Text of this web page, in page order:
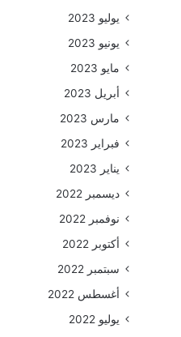
يوليو 2023
يونيو 2023
مايو 2023
أبريل 2023
مارس 2023
فبراير 2023
يناير 2023
ديسمبر 2022
نوفمبر 2022
أكتوبر 2022
سبتمبر 2022
أغسطس 2022
يوليو 2022